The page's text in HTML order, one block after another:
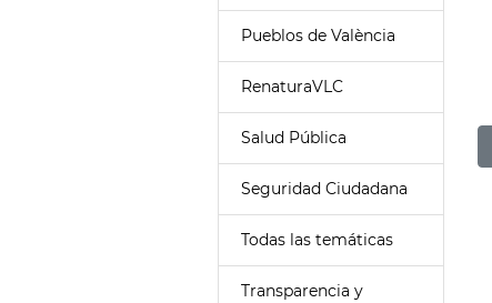
Pueblos de València
RenaturaVLC
Salud Pública
Seguridad Ciudadana
Todas las temáticas
Transparencia y